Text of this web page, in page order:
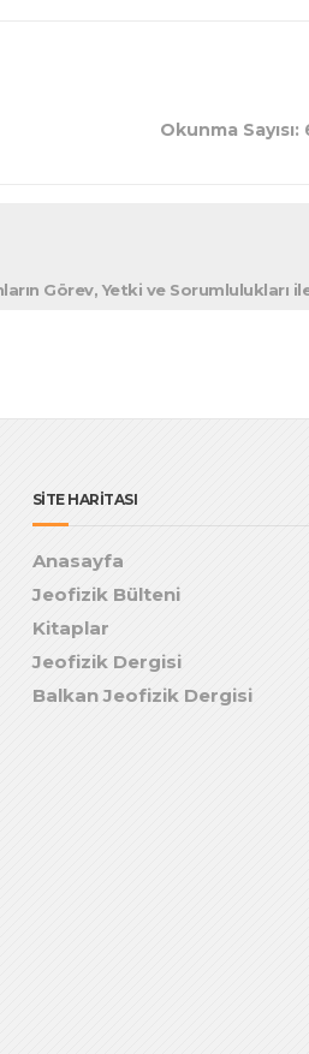
Okunma Sayısı:
Görev, Yetki ve Sorumlulukları
SİTE HARİTASI
Anasayfa
Jeofizik Bülteni
Kitaplar
Jeofizik Dergisi
Balkan Jeofizik Dergisi